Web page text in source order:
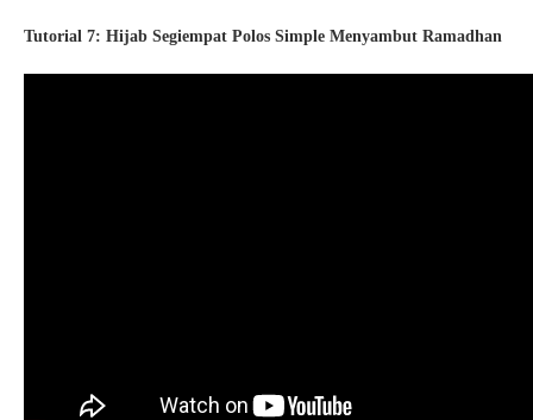
Tutorial 7: Hijab Segiempat Polos Simple Menyambut Ramadhan